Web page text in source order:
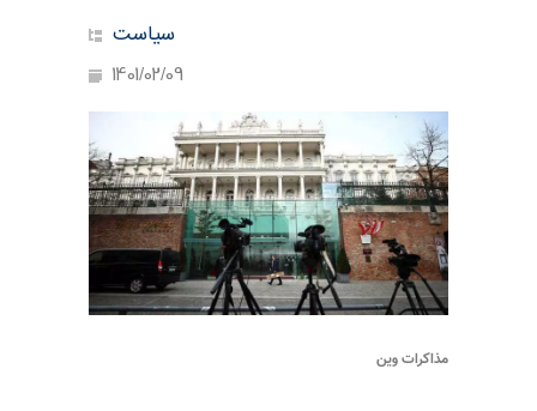
سیاست
1401/02/09
مذاکرات وین